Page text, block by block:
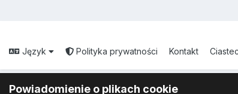
Język Polityka prywatności Kontakt
Powiadomienie o plikach cookie